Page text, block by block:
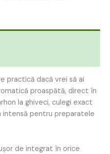
practică dacă vrei să ai
proaspătă, direct în
la ghiveci, culegi exact
intensă pentru preparatele
de integrat în orice